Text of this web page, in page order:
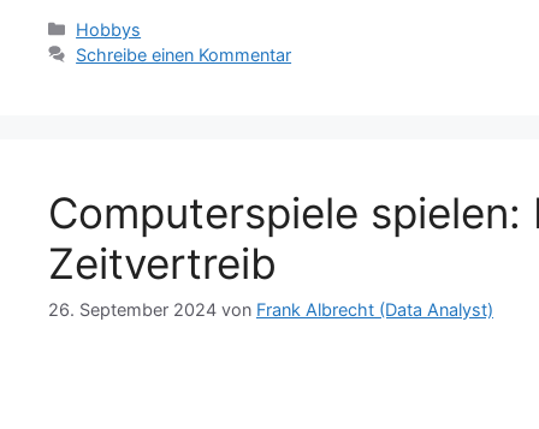
g
g
g
e
n
Kategorien
Hobbys
Schreibe einen Kommentar
Computerspiele spielen:
Zeitvertreib
26. September 2024 von Frank Albrecht (Data Analyst)